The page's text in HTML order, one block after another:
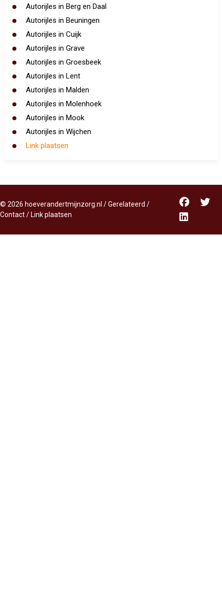
Autorijles in Berg en Daal
Autorijles in Beuningen
Autorijles in Cuijk
Autorijles in Grave
Autorijles in Groesbeek
Autorijles in Lent
Autorijles in Malden
Autorijles in Molenhoek
Autorijles in Mook
Autorijles in Wijchen
Link plaatsen
© 2026 hoeverandertmijnzorg.nl /Gerelateerd /
Contact/ Link plaatsen